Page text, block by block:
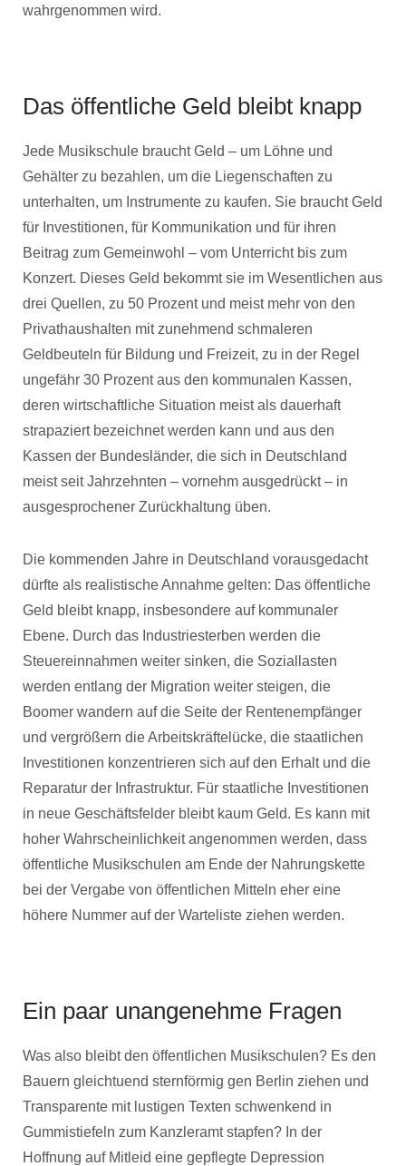
wahrgenommen wird.
Das öffentliche Geld bleibt knapp
Jede Musikschule braucht Geld – um Löhne und
Gehälter zu bezahlen, um die Liegenschaften zu
unterhalten, um Instrumente zu kaufen. Sie braucht Geld
für Investitionen, für Kommunikation und für ihren
Beitrag zum Gemeinwohl – vom Unterricht bis zum
Konzert. Dieses Geld bekommt sie im Wesentlichen aus
drei Quellen, zu 50 Prozent und meist mehr von den
Privathaushalten mit zunehmend schmaleren
Geldbeuteln für Bildung und Freizeit, zu in der Regel
ungefähr 30 Prozent aus den kommunalen Kassen,
deren wirtschaftliche Situation meist als dauerhaft
strapaziert bezeichnet werden kann und aus den
Kassen der Bundesländer, die sich in Deutschland
meist seit Jahrzehnten – vornehm ausgedrückt – in
ausgesprochener Zurückhaltung üben.
Die kommenden Jahre in Deutschland vorausgedacht
dürfte als realistische Annahme gelten: Das öffentliche
Geld bleibt knapp, insbesondere auf kommunaler
Ebene. Durch das Industriesterben werden die
Steuereinnahmen weiter sinken, die Soziallasten
werden entlang der Migration weiter steigen, die
Boomer wandern auf die Seite der Rentenempfänger
und vergrößern die Arbeitskräftelücke, die staatlichen
Investitionen konzentrieren sich auf den Erhalt und die
Reparatur der Infrastruktur. Für staatliche Investitionen
in neue Geschäftsfelder bleibt kaum Geld. Es kann mit
hoher Wahrscheinlichkeit angenommen werden, dass
öffentliche Musikschulen am Ende der Nahrungskette
bei der Vergabe von öffentlichen Mitteln eher eine
höhere Nummer auf der Warteliste ziehen werden.
Ein paar unangenehme Fragen
Was also bleibt den öffentlichen Musikschulen? Es den
Bauern gleichtuend sternförmig gen Berlin ziehen und
Transparente mit lustigen Texten schwenkend in
Gummistiefeln zum Kanzleramt stapfen? In der
Hoffnung auf Mitleid eine gepflegte Depression